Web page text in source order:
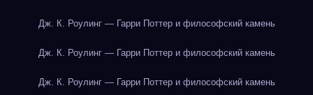
Дж. К. Роулинг — Гарри Поттер и философский камень
Дж. К. Роулинг — Гарри Поттер и философский камень
Дж. К. Роулинг — Гарри Поттер и философский камень